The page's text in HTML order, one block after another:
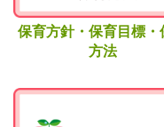
保育方針・保育目標・
方法